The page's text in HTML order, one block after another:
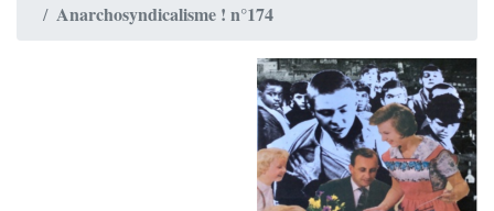
Anarchosyndicalisme ! n°174